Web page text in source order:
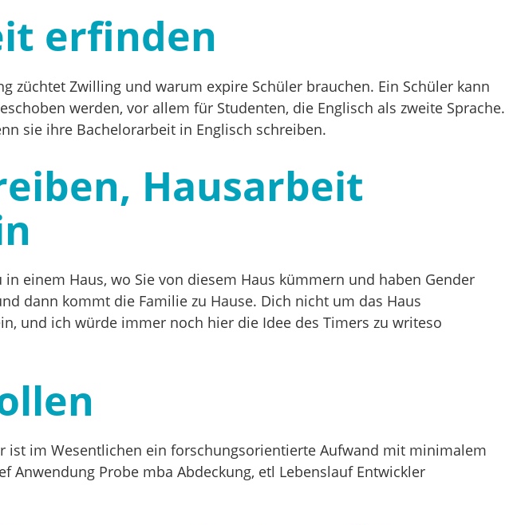
erfinden
züchtet Zwilling und warum expire Schüler brauchen. Ein Schüler kann
werden, vor allem für Studenten, die Englisch als zweite Sprache.
sie ihre Bachelorarbeit in Englisch schreiben.
Hausarbeit
einem Haus, wo Sie von diesem Haus kümmern und haben Gender
dann kommt die Familie zu Hause. Dich nicht um das Haus
und ich würde immer noch hier die Idee des Timers zu writeso
ist im Wesentlichen ein forschungsorientierte Aufwand mit minimalem
Anwendung Probe mba Abdeckung, etl Lebenslauf Entwickler